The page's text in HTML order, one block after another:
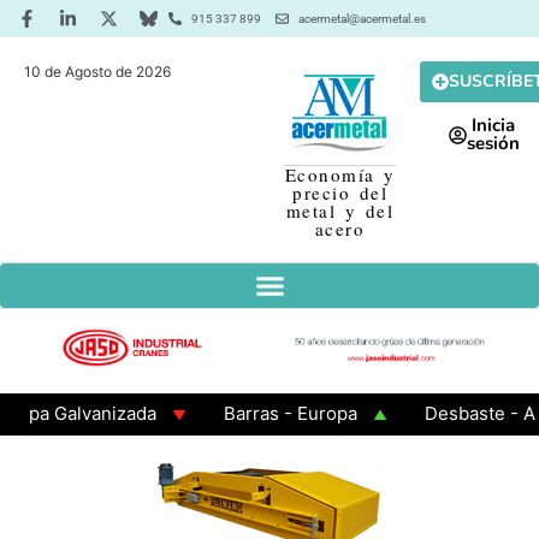
915 337 899 acermetal@acermetal.es
10 de Agosto de 2026
Economía y
precio del
metal y del
acero
Inicia
sesión
Barras - Europa
Desbaste - Asia